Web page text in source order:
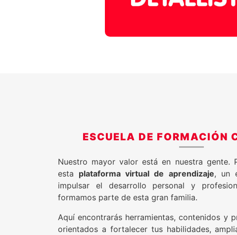
ESCUELA DE FORMACIÓN
Nuestro mayor valor está en nuestra gente.
esta plataforma virtual de aprendizaje, un
impulsar el desarrollo personal y
formamos parte de esta gran familia.
Aquí encontrarás herramientas, contenidos y
orientados a fortalecer tus habilidades,